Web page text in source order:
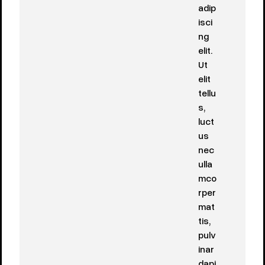
adip
isci
ng
elit.
Ut
elit
tellu
s,
luct
us
nec
ulla
mco
rper
mat
tis,
pulv
inar